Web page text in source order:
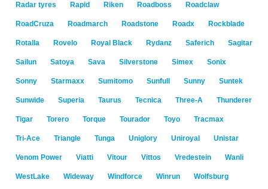
Radar tyres Rapid Riken Roadboss Roadclaw
RoadCruza Roadmarch Roadstone Roadx Rockblade
Rotalla Rovelo Royal Black Rydanz Saferich Sagitar
Sailun Satoya Sava Silverstone Simex Sonix
Sonny Starmaxx Sumitomo Sunfull Sunny Suntek
Sunwide Superia Taurus Tecnica Three-A Thunderer
Tigar Torero Torque Tourador Toyo Tracmax
Tri-Ace Triangle Tunga Uniglory Uniroyal Unistar
Venom Power Viatti Vitour Vittos Vredestein Wanli
WestLake Wideway Windforce Winrun Wolfsburg